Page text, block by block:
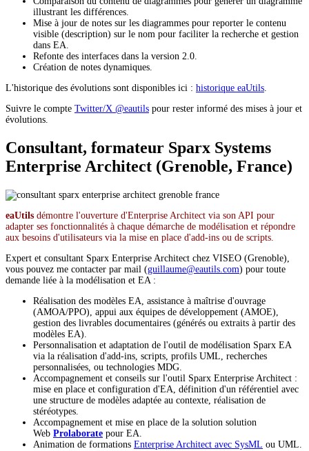
illustrant les différences.
Mise à jour de notes sur les diagrammes pour reporter le contenu
visible (description) sur le nom pour faciliter la recherche et gestion
dans EA.
Refonte des interfaces dans la version 2.0.
Création de notes dynamiques.
L'historique des évolutions sont disponibles ici : historique eaUtils
Suivre le compte Twitter/X @eautils pour rester informé des mises à jour et
évolutions.
Consultant, formateur Sparx Systems
Enterprise Architect (Grenoble, France)
eaUtils démontre l'ouverture d'Enterprise Architect via son API pour
adapter ses fonctionnalités à chaque démarche de modélisation et répondre
aux besoins d'utilisateurs via la mise en place d'add-ins ou de scripts.
Expert et consultant Sparx Enterprise Architect chez VISEO (Grenoble),
vous pouvez me contacter par mail (guillaume@eautils.com) pour toute
demande liée à la modélisation et EA :
Réalisation des modèles EA, assistance à maîtrise d'ouvrage
(AMOA/PPO), appui aux équipes de développement (AMOE),
gestion des livrables documentaires (générés ou extraits à partir des
modèles EA).
Personnalisation et adaptation de l'outil de modélisation Sparx EA
via la réalisation d'add-ins, scripts, profils UML, recherches
personnalisées, ou technologies MDG.
Accompagnement et conseils sur l'outil Sparx Enterprise Architect :
mise en place et configuration d'EA, définition d'un référentiel avec
une structure de modèles adaptée au contexte, réalisation de
stéréotypes.
Accompagnement et mise en place de la solution solution
Web Prolaborate pour EA.
Animation de formations Enterprise Architect avec SysML ou UML.